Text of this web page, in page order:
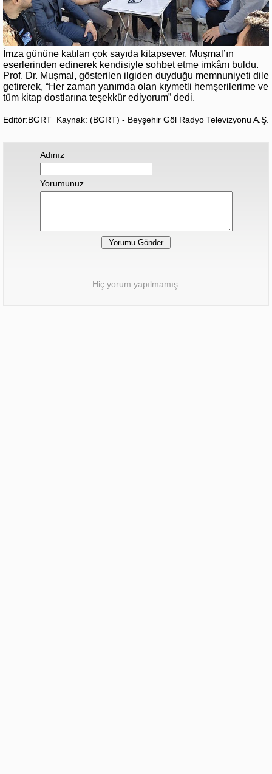
İmza gününe katılan çok sayıda kitapsever, Muşmal’ın
eserlerinden edinerek kendisiyle sohbet etme imkânı buldu.
Prof. Dr. Muşmal, gösterilen ilgiden duyduğu memnuniyeti dile
getirerek, “Her zaman yanımda olan kıymetli hemşerilerime ve
tüm kitap dostlarına teşekkür ediyorum” dedi.
Editör:BGRT Kaynak: (BGRT) - Beyşehir Göl Radyo Televizyonu A.Ş.
Adınız
Yorumunuz
Hiç yorum yapılmamış.